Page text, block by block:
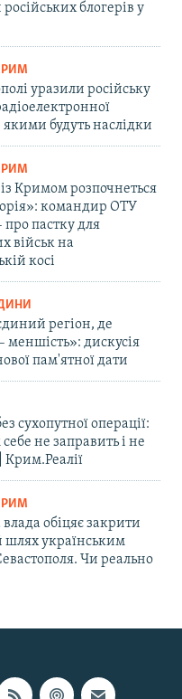
блогерів у
уразили російську
якими будуть наслідки
Кримом розпочнеться
командир ОТУ
про пастку для
військ на
косі
регіон, де
меншість»: дискусія
пам'ятної дати
сухопутної операції:
не заправить і не
Крим.Реалії
влада обіцяє закрити
шлях українським
Чи реально